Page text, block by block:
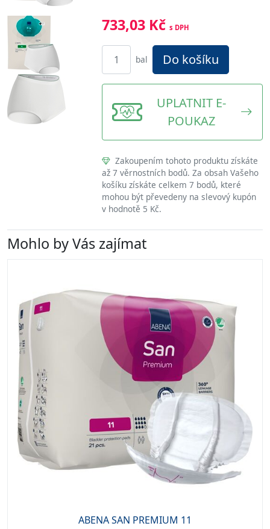
733,03 Kčs DPH
bal Do košíku
UPLATNIT E-
POUKAZ
Zakoupením tohoto produktu získáte
až 7 věrnostních bodů. Za obsah Vašeho
košíku získáte celkem 7 bodů, které
mohou být převedeny na slevový kupón
v hodnotě 5 Kč.
Mohlo by Vás zajímat
ABENA SAN PREMIUM 11